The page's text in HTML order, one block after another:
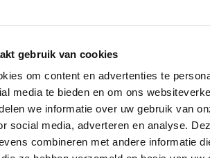
gebruik van cookies
om content en advertenties te
media te bieden en om ons
we informatie over uw gebruik van
social media, adverteren en analyse.
combineren met andere informatie
behulp van AI-technologie,
als dat van Krzysztof op een
het
www.abmiddennederland.nl/
krzysztof-golabek/